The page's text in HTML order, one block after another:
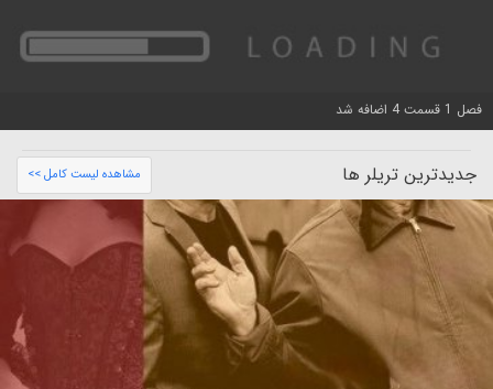
فصل 1 قسمت 4 اضافه شد
جدیدترین تریلر ها مشاهده لیست کامل >>